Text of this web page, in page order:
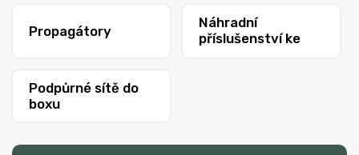
Propagátory
Náhradní
příslušenství ke
Podpůrné sítě do
boxu